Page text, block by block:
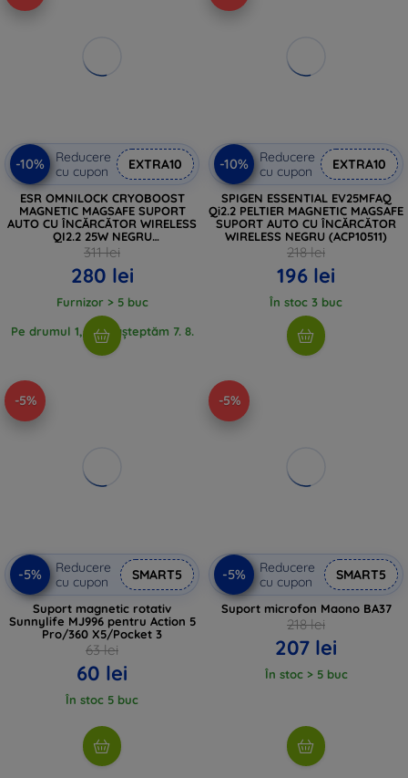
-10%
Reducere
cu cupon
EXTRA10
ESR OMNILOCK CRYOBOOST
MAGNETIC MAGSAFE SUPORT
AUTO CU ÎNCĂRCĂTOR WIRELESS
QI2.2 25W NEGRU
(4894240273036)
311 lei
280 lei
Furnizor > 5 buc
Pe drumul 1, buc, așteptăm 7. 8.
2026
-10%
Reducere
cu cupon
EXTRA10
SPIGEN ESSENTIAL EV25MFAQ
Qi2.2 PELTIER MAGNETIC MAGSAFE
SUPORT AUTO CU ÎNCĂRCĂTOR
WIRELESS NEGRU (ACP10511)
218 lei
196 lei
În stoc 3 buc
-5%
-5%
Reducere
cu cupon
SMART5
Suport magnetic rotativ
Sunnylife MJ996 pentru Action 5
Pro/360 X5/Pocket 3
63 lei
60 lei
În stoc 5 buc
-5%
-5%
Reducere
cu cupon
SMART5
Suport microfon Maono BA37
218 lei
207 lei
În stoc > 5 buc